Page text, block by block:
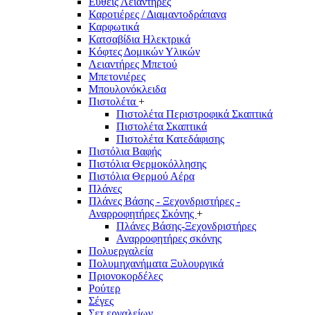
Καροτιέρες / Διαμαντοδράπανα
Καρφωτικά
Κατσαβίδια Ηλεκτρικά
Κόφτες Δομικών Υλικών
Λειαντήρες Μπετού
Μπετονιέρες
Μπουλονόκλειδα
Πιστολέτα +
Πιστολέτα Περιστροφικά Σκαπτικά
Πιστολέτα Σκαπτικά
Πιστολέτα Κατεδάφισης
Πιστόλια Βαφής
Πιστόλια Θερμοκόλλησης
Πιστόλια Θερμού Αέρα
Πλάνες
Πλάνες Βάσης - Ξεχονδριστήρες -
Αναρροφητήρες Σκόνης +
Πλάνες Βάσης-Ξεχονδριστήρες
Αναρροφητήρες σκόνης
Πολυεργαλεία
Πολυμηχανήματα Ξυλουργικά
Πριονοκορδέλες
Ρούτερ
Σέγες